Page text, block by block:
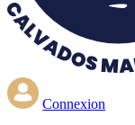
Connexion